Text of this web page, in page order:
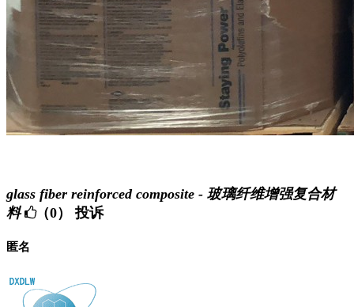
glass fiber reinforced composite - 玻璃纤维增强复合材
料
（0） 投诉
匿名